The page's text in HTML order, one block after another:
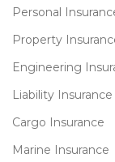
Personal
Property
Engineering
Liability Insurance
Cargo Insurance
Marine Insurance